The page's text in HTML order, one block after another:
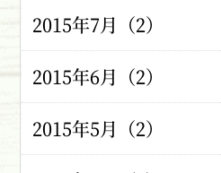
2015年7月（2）
2015年6月（2）
2015年5月（2）